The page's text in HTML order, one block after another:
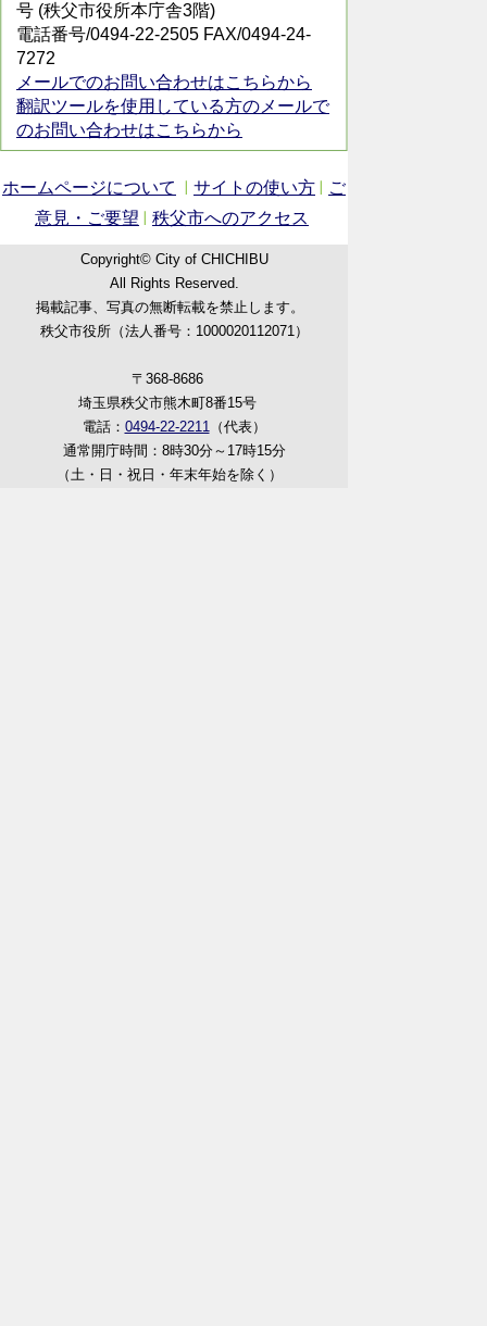
号 (秩父市役所本庁舎3階)
電話番号/0494-22-2505 FAX/0494-24-
7272
メールでのお問い合わせはこちらから
翻訳ツールを使用している方のメールで
のお問い合わせはこちらから
ホームページについて サイトの使い方
ご
意見・ご要望
秩父市へのアクセス
Copyright© City of CHICHIBU
All Rights Reserved.
掲載記事、写真の無断転載を禁止します。
秩父市役所（法人番号：1000020112071）
〒368-8686
埼玉県秩父市熊木町8番15号
電話： 0494-22-2211（代表）
通常開庁時間：8時30分～17時15分
（土・日・祝日・年末年始を除く）